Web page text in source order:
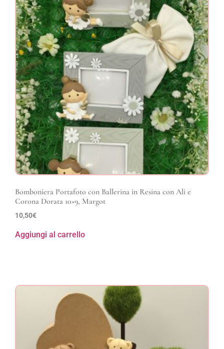
Bomboniera Portafoto con Ballerina in Resina con Ali e
Corona Dorata 10×9, Margot
10,50€
Aggiungi al carrello